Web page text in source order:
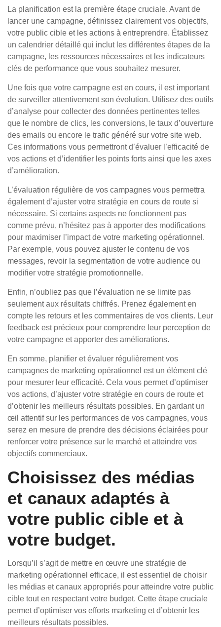
La planification est la première étape cruciale. Avant de
lancer une campagne, définissez clairement vos objectifs,
votre public cible et les actions à entreprendre. Établissez
un calendrier détaillé qui inclut les différentes étapes de la
campagne, les ressources nécessaires et les indicateurs
clés de performance que vous souhaitez mesurer.
Une fois que votre campagne est en cours, il est important
de surveiller attentivement son évolution. Utilisez des outils
d’analyse pour collecter des données pertinentes telles
que le nombre de clics, les conversions, le taux d’ouverture
des emails ou encore le trafic généré sur votre site web.
Ces informations vous permettront d’évaluer l’efficacité de
vos actions et d’identifier les points forts ainsi que les axes
d’amélioration.
L’évaluation régulière de vos campagnes vous permettra
également d’ajuster votre stratégie en cours de route si
nécessaire. Si certains aspects ne fonctionnent pas
comme prévu, n’hésitez pas à apporter des modifications
pour maximiser l’impact de votre marketing opérationnel.
Par exemple, vous pouvez ajuster le contenu de vos
messages, revoir la segmentation de votre audience ou
modifier votre stratégie promotionnelle.
Enfin, n’oubliez pas que l’évaluation ne se limite pas
seulement aux résultats chiffrés. Prenez également en
compte les retours et les commentaires de vos clients. Leur
feedback est précieux pour comprendre leur perception de
votre campagne et apporter des améliorations.
En somme, planifier et évaluer régulièrement vos
campagnes de marketing opérationnel est un élément clé
pour mesurer leur efficacité. Cela vous permet d’optimiser
vos actions, d’ajuster votre stratégie en cours de route et
d’obtenir les meilleurs résultats possibles. En gardant un
œil attentif sur les performances de vos campagnes, vous
serez en mesure de prendre des décisions éclairées pour
renforcer votre présence sur le marché et atteindre vos
objectifs commerciaux.
Choisissez des médias
et canaux adaptés à
votre public cible et à
votre budget.
Lorsqu’il s’agit de mettre en œuvre une stratégie de
marketing opérationnel efficace, il est essentiel de choisir
les médias et canaux appropriés pour atteindre votre public
cible tout en respectant votre budget. Cette étape cruciale
permet d’optimiser vos efforts marketing et d’obtenir les
meilleurs résultats possibles.